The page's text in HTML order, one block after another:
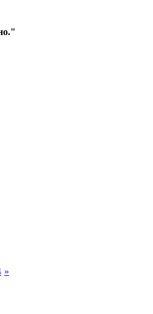
»